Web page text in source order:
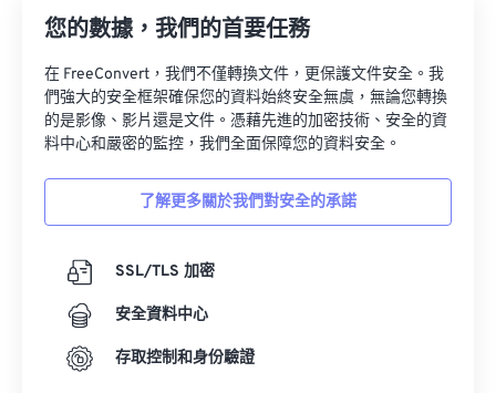
您的數據，我們的首要任務
在 FreeConvert，我們不僅轉換文件，更保護文件安全。我
們強大的安全框架確保您的資料始終安全無虞，無論您轉換
的是影像、影片還是文件。憑藉先進的加密技術、安全的資
料中心和嚴密的監控，我們全面保障您的資料安全。
了解更多關於我們對安全的承諾
SSL/TLS 加密
安全資料中心
存取控制和身份驗證